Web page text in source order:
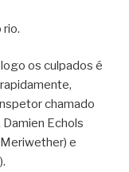
os culpados é
chamado
Echols
e